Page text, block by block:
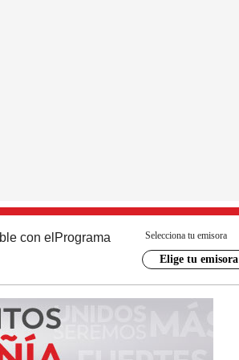
con el Programa Selecciona tu emisora
Elige tu emisora